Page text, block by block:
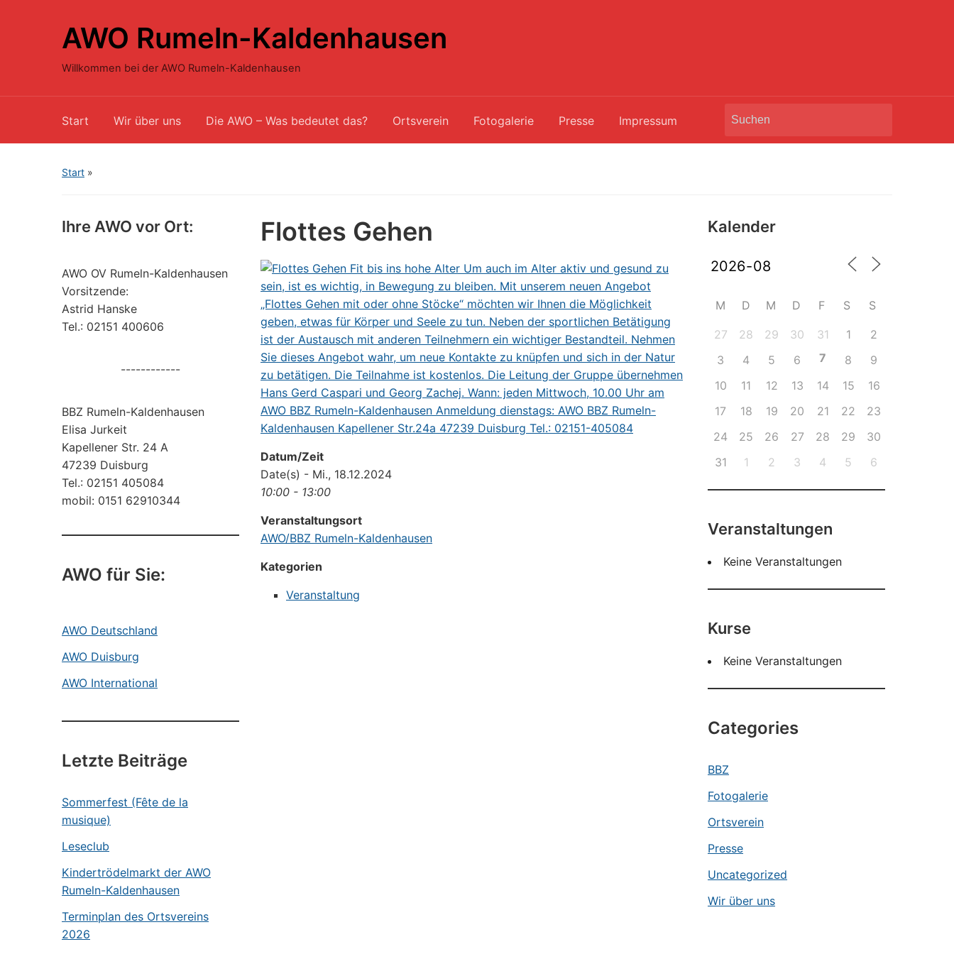
AWO Rumeln-Kaldenhausen
Willkommen bei der AWO Rumeln-Kaldenhausen
Start Wir über uns Die AWO – Was bedeutet das? Ortsverein Fotogalerie Presse Impressum
Search
Start »
Ihre AWO vor Ort:
AWO OV Rumeln-Kaldenhausen
Vorsitzende:
Astrid Hanske
Tel.: 02151 400606
------------
BBZ Rumeln-Kaldenhausen
Elisa Jurkeit
Kapellener Str. 24 A
47239 Duisburg
Tel.: 02151 405084
mobil: 0151 62910344
AWO für Sie:
AWO Deutschland
AWO Duisburg
AWO International
Letzte Beiträge
Sommerfest (Fête de la
musique)
Leseclub
Kindertrödelmarkt der AWO
Rumeln-Kaldenhausen
Terminplan des Ortsvereins
2026
Flottes Gehen
Datum/Zeit
Date(s) - Mi., 18.12.2024
10:00 - 13:00
Veranstaltungsort
AWO/BBZ Rumeln-Kaldenhausen
Kategorien
Veranstaltung
Kalender
M D M D F S S
27 28 29 30 31 1
2
3
4 5 6 7 8
9
10
11 12 13 14 15
16
17
18 19 20 21 22
23
24
25 26 27 28 29
30
31
1 2 3 4 5 6
Veranstaltungen
Keine Veranstaltungen
Kurse
Keine Veranstaltungen
Categories
BBZ
Fotogalerie
Ortsverein
Presse
Uncategorized
Wir über uns